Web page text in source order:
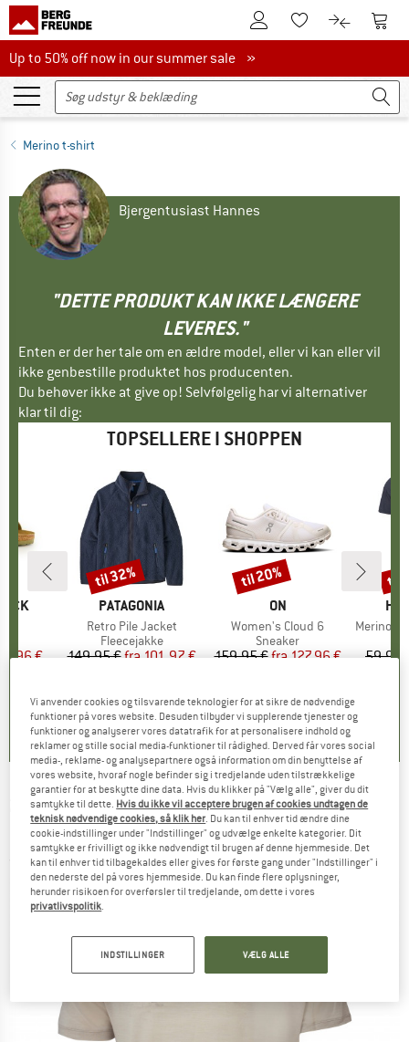
Til kundekontoenTil huskesedlen.
Til Til
Up to 50% off now in our summer sale
Up to 50% off now in our summer sale »
Merino t-shirt
Bjergentusiast Hannes
"DETTE PRODUKT KAN IKKE LÆNGERE
LEVERES."
Enten er der her tale om en ældre model, eller vi kan eller vil
ikke genbestille produktet hos producenten.
Du behøver ikke at give op! Selvfølgelig har vi alternativer
klar til dig:
TOPSELLERE I SHOPPEN
pris
€
)
MÆRKE
PATAGONIA
Artikel
Retro Pile Jacket
Produktgruppe
Fleecejakke
Pris
149,95 € Nedsat pris
fra101,97 €
4,6(71)
Rabat
til 32%
MÆRKE
ON
Artikel
Women's Cloud 6
Produktgruppe
Sneaker
Pris
159,95 € Nedsat pris
fra127,96 €
4,7(48)
Rabat
til 20%
Artikel
MerinoMix150
59,95
til
2117 OF SWEDEN -Merino Top Oppeby -
Merino-shirt
(0)
Vi anvender cookies og tilsvarende teknologier for at sikre de nødvendige
funktioner på vores website. Desuden tilbyder vi supplerende tjenester og
funktioner og analyserer vores datatrafik for at personalisere indhold og
reklamer og stille social media-funktioner til rådighed. Derved får vores social
media-, reklame- og analysepartnere også information om din benyttelse af
vores website, hvoraf nogle befinder sig i tredjelande uden tilstrækkelige
garantier for at beskytte dine data. Hvis du klikker på "Vælg alle", giver du dit
samtykke til dette. Hvis du ikke vil acceptere brugen af cookies undtagen de
teknisk nødvendige cookies, så klik her. Du kan til enhver tid ændre dine
cookie-indstillinger under "Indstillinger" og udvælge enkelte kategorier. Dit
samtykke er frivilligt og ikke nødvendigt til brugen af denne hjemmeside. Det
kan til enhver tid tilbagekaldes eller gives for første gang under "Indstillinger" i
den nederste del på vores hjemmeside. Du kan finde flere oplysninger,
herunder risikoen for overførsler til tredjelande, om dette i vores
privatlivspolitik.
INDSTILLINGER VÆLG ALLE